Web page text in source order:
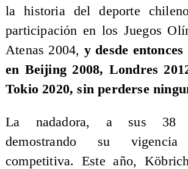
la historia del deporte
participación en los Juegos
Atenas 2004, y desde
en Beijing 2008, Londres
Tokio 2020, sin perderse
La nadadora, a sus 38
demostrando su
competitiva. Este año,